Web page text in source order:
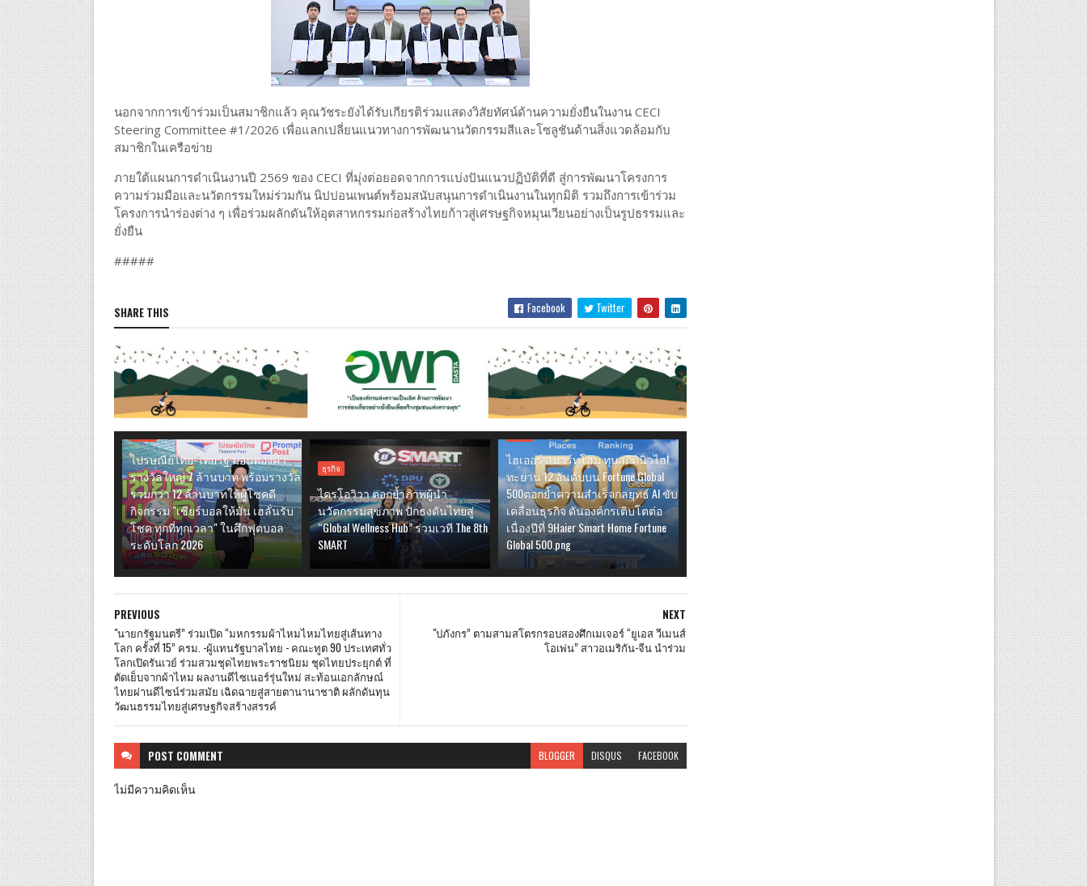
นอกจากการเข้าร่วมเป็นสมาชิกแล้ว คุณวัชระยังได้รับเกียรติร่วมแสดงวิสัยทัศน์ด้านความยั่งยืนในงาน CECI
Steering Committee #1/2026 เพื่อแลกเปลี่ยนแนวทางการพัฒนานวัตกรรมสีและโซลูชันด้านสิ่งแวดล้อมกับ
สมาชิกในเครือข่าย
ภายใต้แผนการดำเนินงานปี 2569 ของ CECI ที่มุ่งต่อยอดจากการแบ่งปันแนวปฏิบัติที่ดี สู่การพัฒนาโครงการ
ความร่วมมือและนวัตกรรมใหม่ร่วมกัน นิปปอนเพนต์พร้อมสนับสนุนการดำเนินงานในทุกมิติ รวมถึงการเข้าร่วม
โครงการนำร่องต่าง ๆ เพื่อร่วมผลักดันให้อุตสาหกรรมก่อสร้างไทยก้าวสู่เศรษฐกิจหมุนเวียนอย่างเป็นรูปธรรมและ
ยั่งยืน
#####
SHARE THIS Facebook Twitter
ธุรกิจ
ไปรษณีย์ไทย-ไทยรัฐ มอบทองคำ
รางวัลใหญ่ 7 ล้านบาท พร้อมรางวัล
รวมกว่า 12 ล้านบาทให้ผู้โชคดี
กิจกรรม "เชียร์บอลให้มัน เฮลั่นรับ
โชค ทุกที่ทุกเวลา" ในศึกฟุตบอล
ระดับโลก 2026
ธุรกิจ
ไครโอวิวา ตอกย้ำภาพผู้นำ
นวัตกรรมสุขภาพ ปักธงดันไทยสู่
“Global Wellness Hub” ร่วมเวที The 8th
SMART
ธุรกิจ
ไฮเออร์ สมาร์ทโฮม ทุบสถิตินิวไฮ!
ทะยาน 12 อันดับบน Fortune Global
500ตอกย้ำความสำเร็จกลยุทธ์ AI ขับ
เคลื่อนธุรกิจ ดันองค์กรเติบโตต่อ
เนื่องปีที่ 9Haier Smart Home Fortune
Global 500.png
NEXT
"ปภังกร” ตามสามสโตรกรอบสองศึกเมเจอร์ “ยูเอส วีเมนส์
โอเพ่น” สาวอเมริกัน-จีน นำร่วม
PREVIOUS
"นายกรัฐมนตรี” ร่วมเปิด “มหกรรมผ้าไหมไหมไทยสู่เส้นทาง
โลก ครั้งที่ 15” ครม. -ผู้แทนรัฐบาลไทย - คณะทูต 90 ประเทศทั่ว
โลกเปิดรันเวย์ ร่วมสวมชุดไทยพระราชนิยม ชุดไทยประยุกต์ ที่
ตัดเย็บจากผ้าไหม ผลงานดีไซเนอร์รุ่นใหม่ สะท้อนเอกลักษณ์
ไทยผ่านดีไซน์ร่วมสมัย เฉิดฉายสู่สายตานานาชาติ ผลักดันทุน
วัฒนธรรมไทยสู่เศรษฐกิจสร้างสรรค์
POST COMMENT BLOGGER DISQUS FACEBOOK
ไม่มีความคิดเห็น